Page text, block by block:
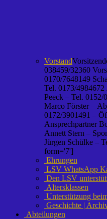
Vorstand
038459/32360
0170/7648149
Tel. 0173/4984672
Peeck – Tel. 0152/
Marco Förster –
0172/3901491 –
Ansprechpartner
Annett Stern –
Jürgen Schülke –
form='7']
Ehrungen
LSV WhatsApp
Den LSV
Altersklassen
Unterstützung
Geschichte |
Abteilungen